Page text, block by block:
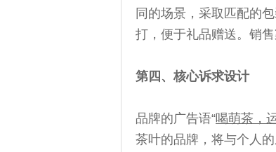
同的场景，采取匹配的
打，便于礼品赠送。销
第四、核心诉求设计
品牌的广告语“喝萌茶，
茶叶的品牌，将与个人